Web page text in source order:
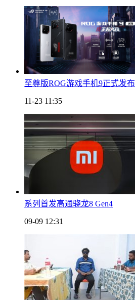
至尊版ROG游戏手机9正式发布
11-23 11:35
系列首发高通骁龙8 Gen4
09-09 12:31